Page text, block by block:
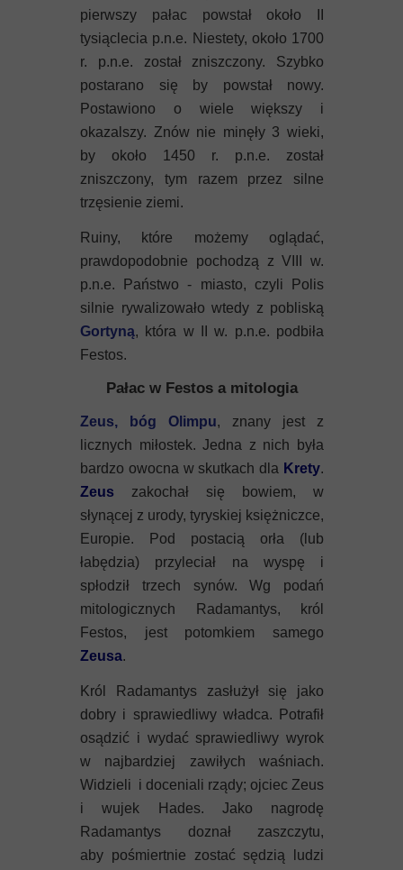
pierwszy pałac powstał około II
tysiąclecia p.n.e. Niestety, około 1700
r. p.n.e. został zniszczony. Szybko
postarano się by powstał nowy.
Postawiono o wiele większy i
okazalszy. Znów nie minęły 3 wieki,
by około 1450 r. p.n.e. został
zniszczony, tym razem przez silne
trzęsienie ziemi.
Ruiny, które możemy oglądać,
prawdopodobnie pochodzą z VIII w.
p.n.e. Państwo - miasto, czyli Polis
silnie rywalizowało wtedy z pobliską
Gortyną, która w II w. p.n.e. podbiła
Festos.
Pałac w Festos a mitologia
Zeus, bóg Olimpu, znany jest z
licznych miłostek. Jedna z nich była
bardzo owocna w skutkach dla Krety.
Zeus zakochał się bowiem, w
słynącej z urody, tyryskiej księżniczce,
Europie. Pod postacią orła (lub
łabędzia) przyleciał na wyspę i
spłodził trzech synów. Wg podań
mitologicznych Radamantys, król
Festos, jest potomkiem samego
Zeusa.
Król Radamantys zasłużył się jako
dobry i sprawiedliwy władca. Potrafił
osądzić i wydać sprawiedliwy wyrok
w najbardziej zawiłych waśniach.
Widzieli i doceniali rządy; ojciec Zeus
i wujek Hades. Jako nagrodę
Radamantys doznał zaszczytu,
aby pośmiertnie zostać sędzią ludzi